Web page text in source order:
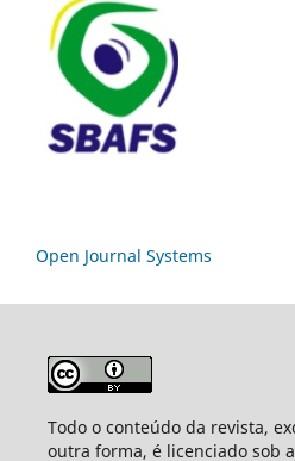
Open Journal Systems
Todo o conteúdo da revista,
outra forma, é licenciado sob